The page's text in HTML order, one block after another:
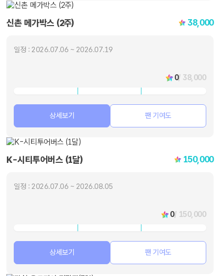
신촌 메가박스 (2주) 38,000
일정 : 2026.07.06 ~ 2026.07.19
0/ 38,000
상세보기 팬 기여도
K-시티투어버스 (1달) 150,000
일정 : 2026.07.06 ~ 2026.08.05
0/ 150,000
상세보기 팬 기여도